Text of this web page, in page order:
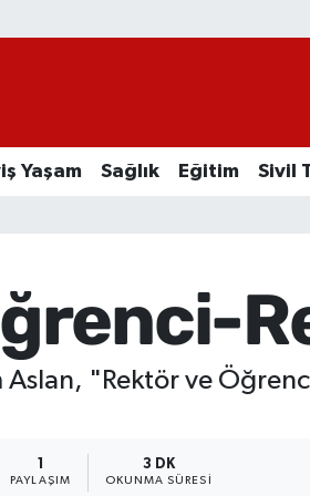
Yaşam Sağlık Eğitim Sivil
Aslan, "Rektör ve
PAYLAŞIM
3 DK
OKUNMA SÜRESI